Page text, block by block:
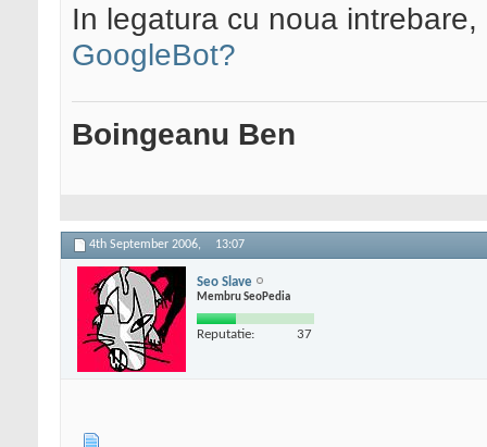
In legatura cu noua
GoogleBot?
Boingeanu Ben
4th September 2006, 13:07
Seo Slave
Membru SeoPedia
Reputatie: 37